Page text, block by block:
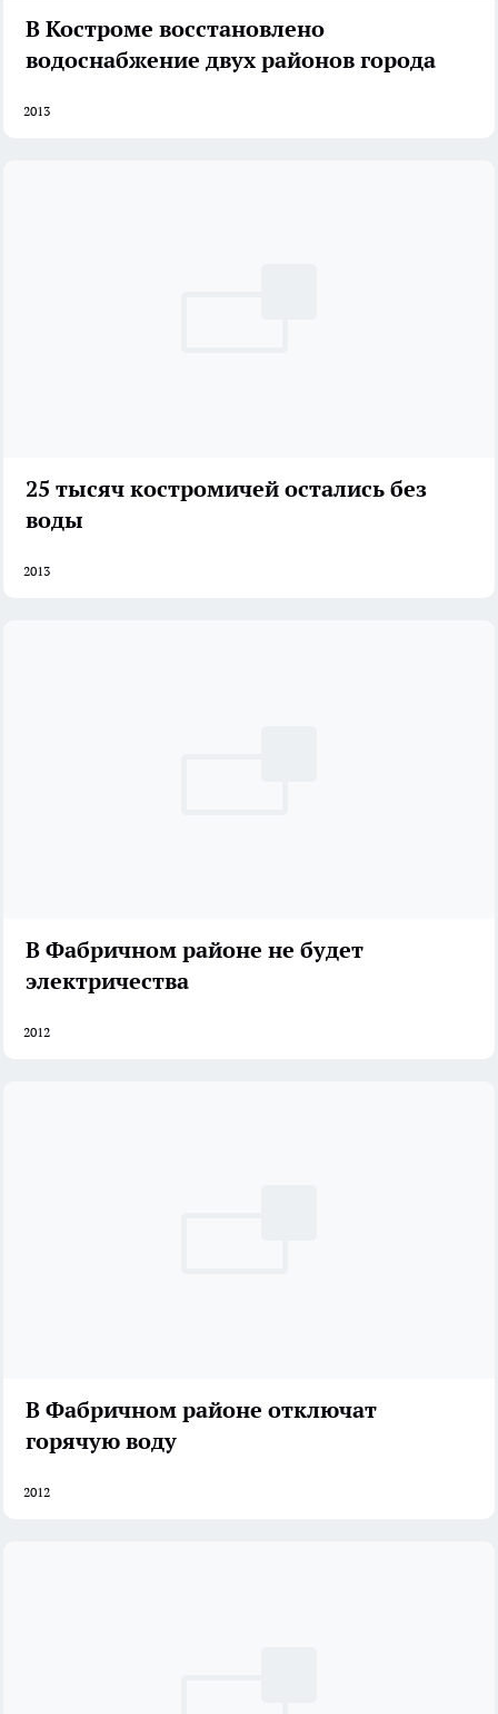
В Костроме восстановлено
водоснабжение двух районов города
2013
25 тысяч костромичей остались без
воды
2013
В Фабричном районе не будет
электричества
2012
В Фабричном районе отключат
горячую воду
2012